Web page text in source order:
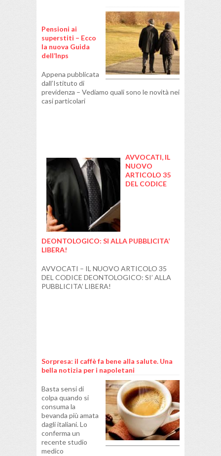
Pensioni ai
superstiti – Ecco
la nuova Guida
dell’Inps
Appena pubblicata
dall’Istituto di
previdenza – Vediamo quali sono le novità nei
casi particolari
AVVOCATI, IL
NUOVO
ARTICOLO 35
DEL CODICE
DEONTOLOGICO: SI ALLA PUBBLICITA’
LIBERA!
AVVOCATI – IL NUOVO ARTICOLO 35
DEL CODICE DEONTOLOGICO: SI’ ALLA
PUBBLICITA’ LIBERA!
Sorpresa: il caffè fa bene alla salute. Una
bella notizia per i napoletani
Basta sensi di
colpa quando si
consuma la
bevanda più amata
dagli italiani. Lo
conferma un
recente studio
medico